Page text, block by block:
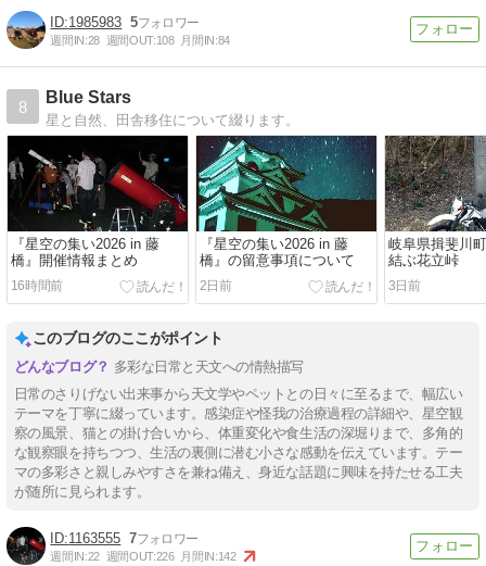
1985983 5
週間IN:28 週間OUT:108 月間IN:84
8
Blue Stars
星と自然、田舎移住について綴ります。
『星空の集い2026 in 藤
橋』開催情報まとめ
16時間前
『星空の集い2026 in 藤
橋』の留意事項について
2日前
岐阜県揖斐川
結ぶ花立峠
3日前
このブログのここがポイント
多彩な日常と天文への情熱描写
日常のさりげない出来事から天文学やペットとの日々に至るまで、幅広い
テーマを丁寧に綴っています。感染症や怪我の治療過程の詳細や、星空観
察の風景、猫との掛け合いから、体重変化や食生活の深堀りまで、多角的
な観察眼を持ちつつ、生活の裏側に潜む小さな感動を伝えています。テー
マの多彩さと親しみやすさを兼ね備え、身近な話題に興味を持たせる工夫
が随所に見られます。
1163555 7
週間IN:22 週間OUT:226 月間IN:142